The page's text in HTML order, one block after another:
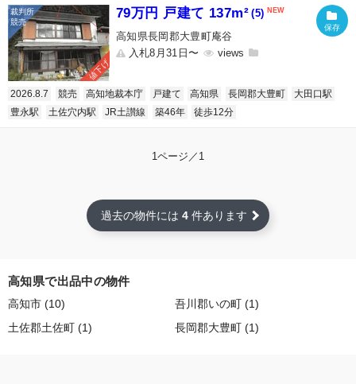
値下げ
79万円 戸建て 137m² (5)
高知県長岡郡大豊町庵谷
入札8月31日〜
2026.8.7 競売 高知地裁本庁 戸建て 高知県 長岡郡大豊町
大田口駅
豊永駅
土佐穴内駅 JR土讃線 築46年 徒歩12分
1ページ／1
過去の物件には 4 件あります
高知県で出品中の物件
高知市 (10) 吾川郡いの町 (1)
土佐郡土佐町 (1) 長岡郡大豊町 (1)